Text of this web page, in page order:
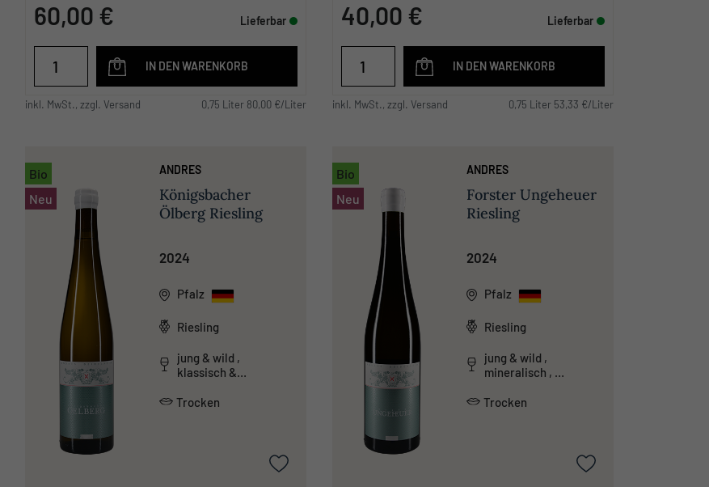
60,00 € Lieferbar
IN DEN WARENKORB
inkl. MwSt., zzgl. Versand 0,75 Liter 80,00 €/Liter
40,00 € Lieferbar
IN DEN WARENKORB
inkl. MwSt., zzgl. Versand 0,75 Liter 53,33 €/Liter
Bio
Neu
ANDRES
Königsbacher
Ölberg Riesling
2024
Pfalz
Riesling
jung & wild ,
klassisch &
mineralisch
Trocken
Bio
Neu
ANDRES
Forster Ungeheuer
Riesling
2024
Pfalz
Riesling
jung & wild ,
mineralisch ,
Trocken